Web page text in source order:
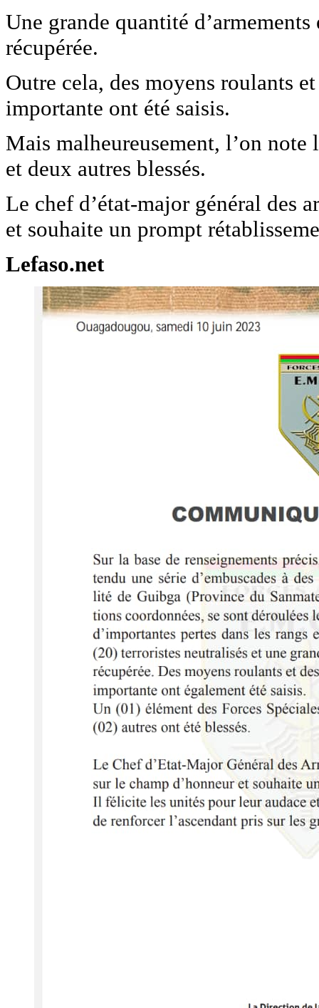
Une grande quantité
récupérée.
Outre cela, des moyens roulants
importante ont été saisis.
Mais malheureusement, l’on note
et deux autres blessés.
Le chef d’état-major général des
et souhaite un prompt
Lefaso.net